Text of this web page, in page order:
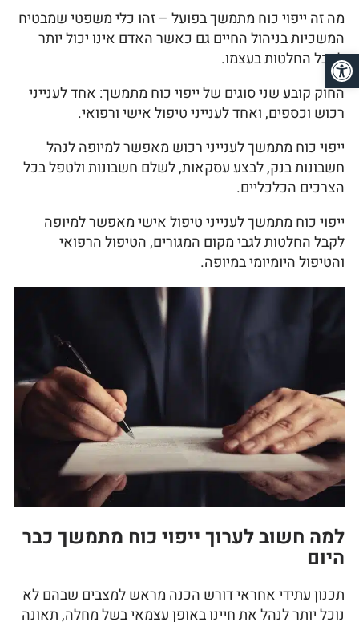
מה זה ייפוי כוח מתמשך בפועל – זהו כלי משפטי שמבטיח
המשכיות בניהול החיים גם כאשר האדם אינו יכול יותר
לקבל החלטות בעצמו.
החוק קובע שני סוגים של ייפוי כוח מתמשך: אחד לענייני
רכוש וכספים, ואחד לענייני טיפול אישי ורפואי.
ייפוי כוח מתמשך לענייני רכוש מאפשר למיופה לנהל
חשבונות בנק, לבצע עסקאות, לשלם חשבונות ולטפל בכל
הצרכים הכלכליים.
ייפוי כוח מתמשך לענייני טיפול אישי מאפשר למיופה
לקבל החלטות לגבי מקום המגורים, הטיפול הרפואי
והטיפול היומיומי במיופה.
למה חשוב לערוך ייפוי כוח מתמשך כבר
היום
תכנון עתידי אחראי דורש הכנה מראש למצבים שבהם לא
נוכל יותר לנהל את חיינו באופן עצמאי בשל מחלה, תאונה
פתח סרגל נגישות